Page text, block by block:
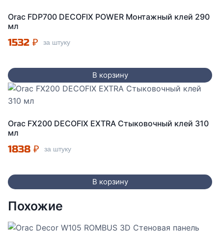
Orac FDP700 DECOFIX POWER Монтажный клей 290
мл
1532 ₽ за штуку
В корзину
Orac FX200 DECOFIX EXTRA Стыковочный клей 310
мл
1838 ₽ за штуку
В корзину
Похожие